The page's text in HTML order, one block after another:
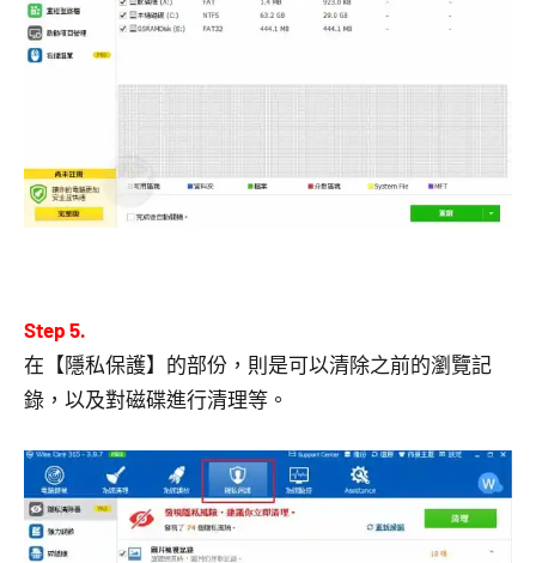
Step 5.
在【隱私保護】的部份，則是可以清除之前的瀏覽記
錄，以及對磁碟進行清理等。